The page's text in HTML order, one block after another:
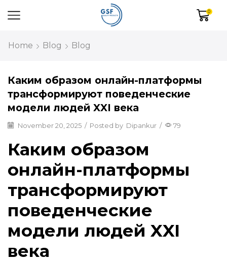
0
Home Blog Blog
Каким образом онлайн-платформы
трансформируют поведенческие
модели людей XXI века
November 20, 2025 / Posted by Dipankur / 79
Каким образом
онлайн-платформы
трансформируют
поведенческие
модели людей XXI
века